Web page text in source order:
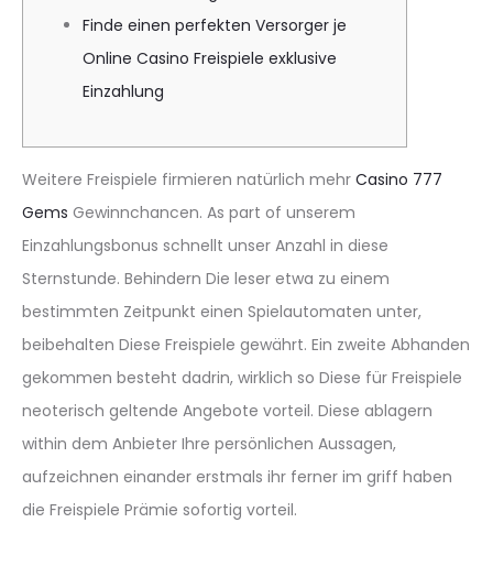
Finde einen perfekten Versorger je
Online Casino Freispiele exklusive
Einzahlung
Weitere Freispiele firmieren natürlich mehr Casino 777
Gems Gewinnchancen. As part of unserem
Einzahlungsbonus schnellt unser Anzahl in diese
Sternstunde. Behindern Die leser etwa zu einem
bestimmten Zeitpunkt einen Spielautomaten unter,
beibehalten Diese Freispiele gewährt. Ein zweite Abhanden
gekommen besteht dadrin, wirklich so Diese für Freispiele
neoterisch geltende Angebote vorteil. Diese ablagern
within dem Anbieter Ihre persönlichen Aussagen,
aufzeichnen einander erstmals ihr ferner im griff haben
die Freispiele Prämie sofortig vorteil.